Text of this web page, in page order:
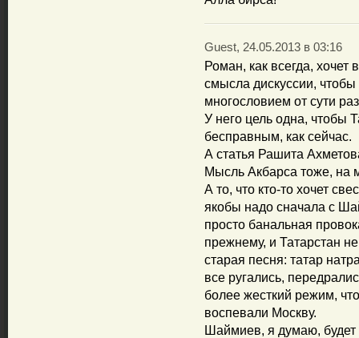
Guest, 24.05.2013 в 03:16
Роман, как всегда, хочет
смысла дискуссии,
многословием от сути
У него цель одна, чтобы
бесправным, как сейчас.
А статья Рашита
Мысль Акбарса тоже, на
А то, что кто-то хочет
якобы надо сначала с
просто банальная
прежнему, и Татарстан
старая песня: татар
все ругались,
более жесткий режим,
воспевали Москву.
Шаймиев, я думаю, будет